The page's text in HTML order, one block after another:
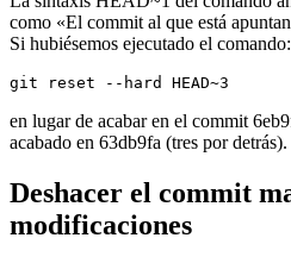
como «El commit al que está
Si hubiésemos ejecutado el comando:
git reset --hard HEAD~3
en lugar de acabar en el commit
acabado en 63db9fa (tres por detrás).
Deshacer el commit
modificaciones